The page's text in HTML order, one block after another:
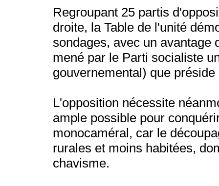
Regroupant 25 partis
droite, la Table de l'unité
sondages, avec un avantage
mené par le Parti socialiste
gouvernemental) que
L'opposition nécessite
ample possible pour
monocaméral, car le
rurales et moins habitées,
chavisme.